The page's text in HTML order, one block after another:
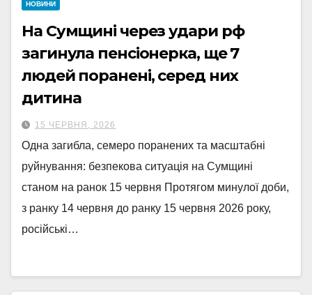
НОВИНИ
На Сумщині через удари рф
загинула пенсіонерка, ще 7
людей поранені, серед них
дитина
15 ЧЕРВНЯ, 2026
Одна загибла, семеро поранених та масштабні
руйнування: безпекова ситуація на Сумщині
станом на ранок 15 червня Протягом минулої доби,
з ранку 14 червня до ранку 15 червня 2026 року,
російські…